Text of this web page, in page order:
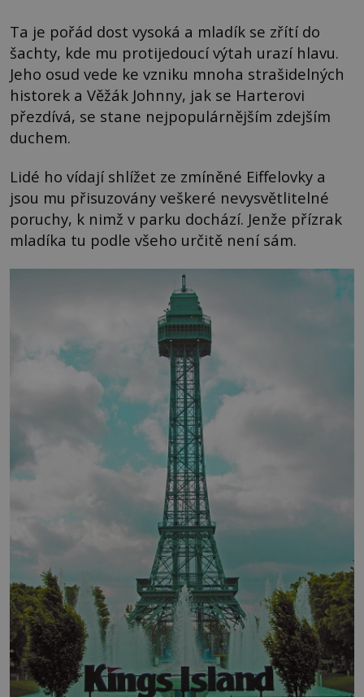
Ta je pořád dost vysoká a mladík se zřítí do
šachty, kde mu protijedoucí výtah urazí hlavu.
Jeho osud vede ke vzniku mnoha strašidelných
historek a Věžák Johnny, jak se Harterovi
přezdívá, se stane nejpopulárnějším zdejším
duchem.
Lidé ho vídají shlížet ze zmíněné Eiffelovky a
jsou mu přisuzovány veškeré nevysvětlitelné
poruchy, k nimž v parku dochází. Jenže přízrak
mladíka tu podle všeho určitě není sám.